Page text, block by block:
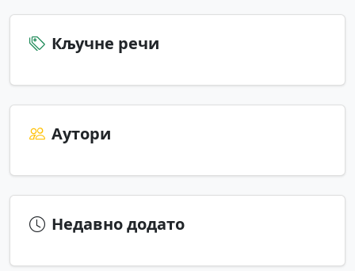
Кључне речи
Аутори
Недавно додато